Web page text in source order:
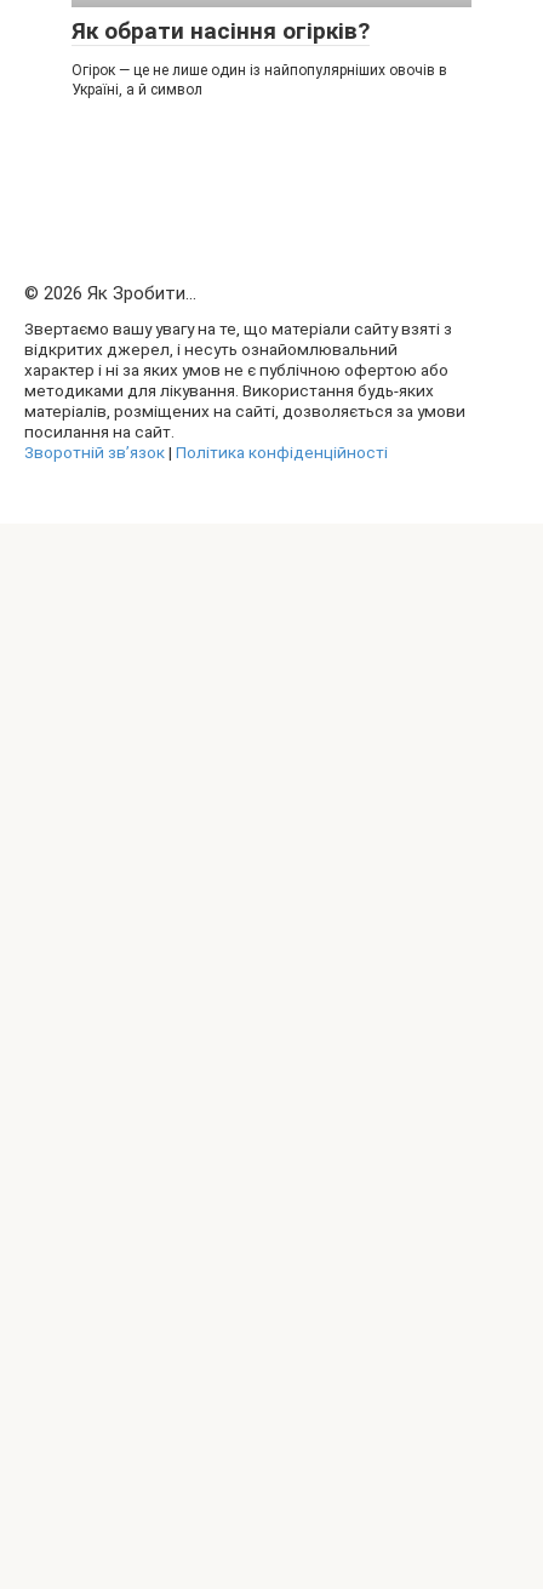
Як обрати насіння огірків?
Огірок — це не лише один із найпопулярніших овочів в
Україні, а й символ
© 2026 Як Зробити...
Звертаємо вашу увагу на те, що матеріали сайту взяті з
відкритих джерел, і несуть ознайомлювальний
характер і ні за яких умов не є публічною офертою або
методиками для лікування. Використання будь-яких
матеріалів, розміщених на сайті, дозволяється за умови
посилання на сайт.
Зворотній зв’язок| Політика конфіденційності